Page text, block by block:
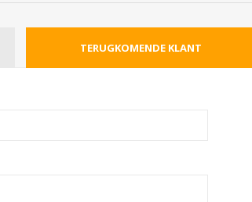
TERUGKOMENDE KLANT